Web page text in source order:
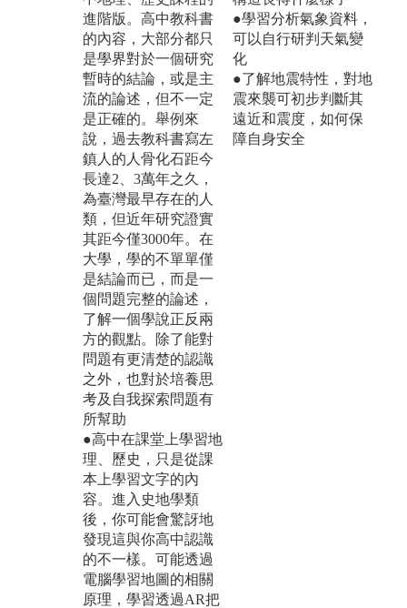
進階版。高中教科書
的內容，大部分都只
是學界對於一個研究
暫時的結論，或是主
流的論述，但不一定
是正確的。舉例來
說，過去教科書寫左
鎮人的人骨化石距今
長達2、3萬年之久，
為臺灣最早存在的人
類，但近年研究證實
其距今僅3000年。在
大學，學的不單單僅
是結論而已，而是一
個問題完整的論述，
了解一個學說正反兩
方的觀點。除了能對
問題有更清楚的認識
之外，也對於培養思
考及自我探索問題有
所幫助
●高中在課堂上學習地
理、歷史，只是從課
本上學習文字的內
容。進入史地學類
後，你可能會驚訝地
發現這與你高中認識
的不一樣。可能透過
電腦學習地圖的相關
原理，學習透過AR把
●學習分析氣象資料，
可以自行研判天氣變
化
●了解地震特性，對地
震來襲可初步判斷其
遠近和震度，如何保
障自身安全